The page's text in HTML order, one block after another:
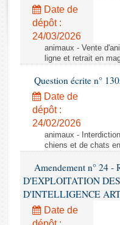
Rapports législatifs
Rapports sur l'application
Baromètre de
Dossiers législatifs
Budget et sécurité sociale
Questions écrites et
Comptes rendus des
Date de
dépôt :
24/03/2026
animaux - Vente
ligne et retrait en
Question écrite n°
Date de
dépôt :
24/02/2026
animaux -
chiens et de chats
Amendement n° 24
D'EXPLOITATION
D'INTELLIGENCE
Date de